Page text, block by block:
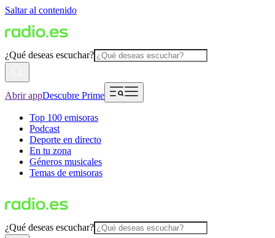
Saltar al contenido
¿Qué deseas escuchar?
Abrir appDescubre Prime
Top 100 emisoras
Podcast
Deporte en directo
En tu zona
Géneros musicales
Temas de emisoras
¿Qué deseas escuchar?